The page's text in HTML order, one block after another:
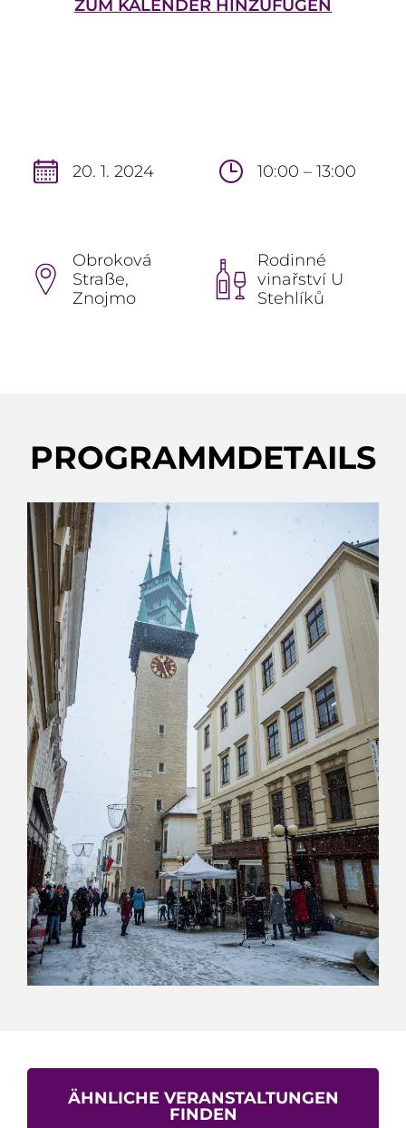
ZUM KALENDER HINZUFÜGEN
20. 1. 2024 10:00 – 13:00
Obroková
Straße,
Znojmo
Rodinné
vinařství U
Stehlíků
PROGRAMMDETAILS
ÄHNLICHE VERANSTALTUNGEN
FINDEN